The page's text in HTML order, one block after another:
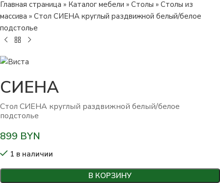
Главная страница » Каталог мебели » Столы » Столы из
массива » Стол СИЕНА круглый раздвижной белый/белое
подстолье
СИЕНА
Стол СИЕНА круглый раздвижной белый/белое
подстолье
899 BYN
1 в наличии
В КОРЗИНУ